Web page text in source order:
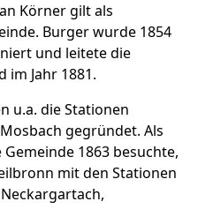
Körner gilt als
Burger wurde 1854
und leitete die
im Jahr 1881.
u.a. die Stationen
gegründet. Als
1863 besuchte,
mit den Stationen